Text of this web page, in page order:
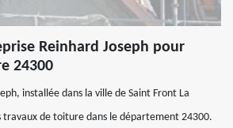
Reinhard Joseph pour
24300
installée dans la ville de Saint Front La
travaux de toiture dans le département 24300.